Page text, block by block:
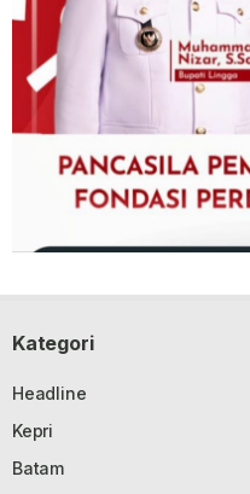
Kategori
Headline
Kepri
Batam